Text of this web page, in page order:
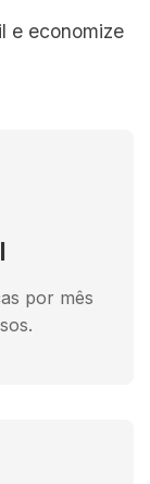
e economize
por mês